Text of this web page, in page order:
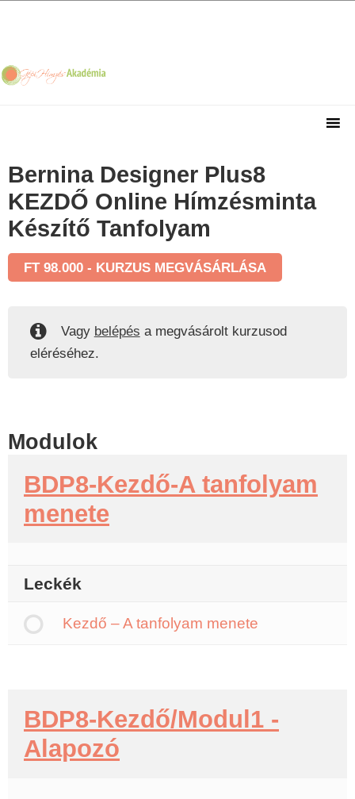
navigation
content
sidebar
Bernina Designer Plus8
KEZDŐ Online Hímzésminta
Készítő Tanfolyam
FT98.000 - KURZUS MEGVÁSÁRLÁSA
Vagy belépés a megvásárolt kurzusod
eléréséhez.
Modulok
BDP8-Kezdő-A tanfolyam
menete
Leckék
Kezdő – A tanfolyam menete
BDP8-Kezdő/Modul1 -
Alapozó